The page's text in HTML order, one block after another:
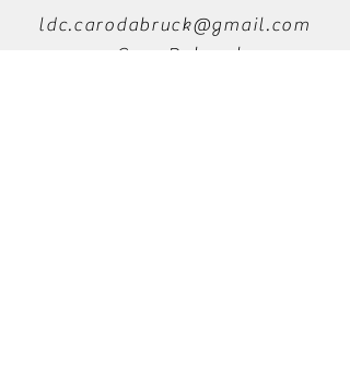
ldc.carodabruck@gmail.com
- Caro Dabruck